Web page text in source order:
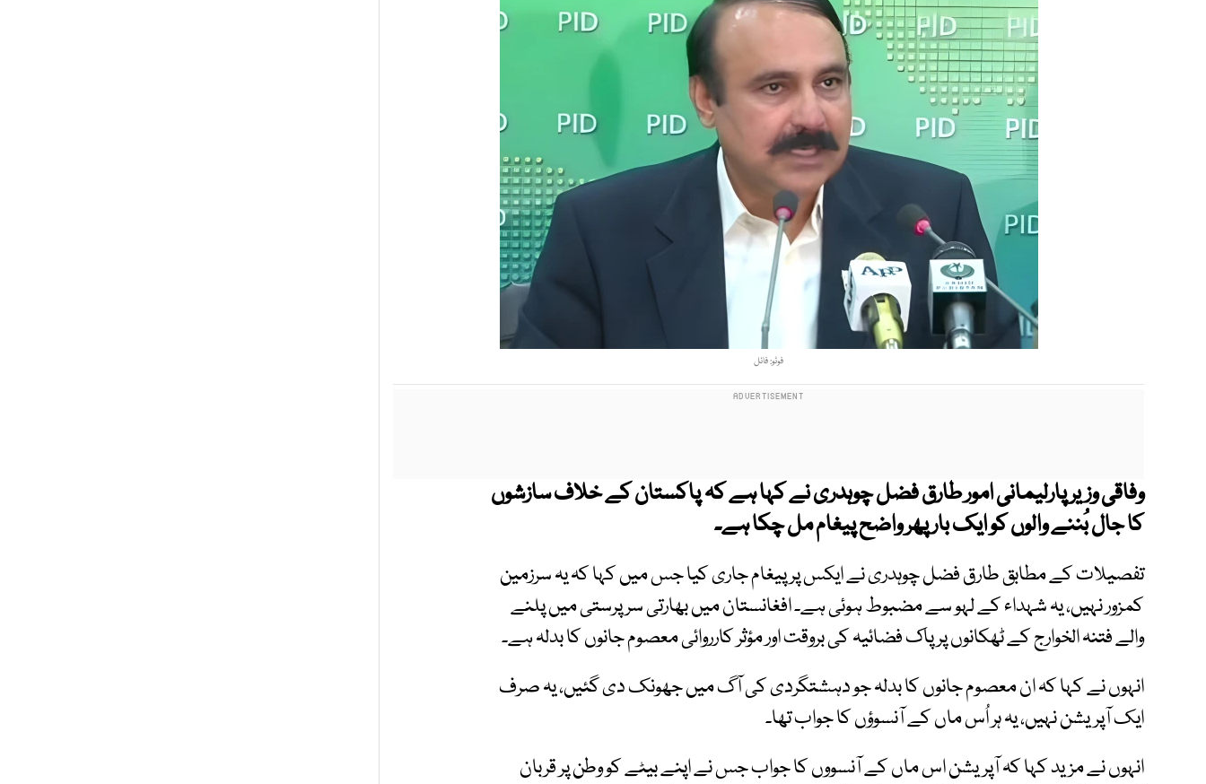
فوٹو: فائل
وفاقی وزیر پارلیمانی امور طارق فضل چوہدری نے کہا ہے کہ پاکستان کے خلاف سازشوں
کا جال بُننے والوں کو ایک بار پھر واضح پیغام مل چکا ہے۔
تفصیلات کے مطابق طارق فضل چوہدری نے ایکس پرپیغام جاری کیا جس میں کہا کہ یہ سرزمین
کمزور نہیں، یہ شہداء کے لہو سے مضبوط ہوئی ہے۔ افغانستان میں بھارتی سرپرستی میں پلنے
والے فتنہ الخوارج کے ٹھکانوں پر پاک فضائیہ کی بروقت اور مؤثر کارروائی معصوم جانوں کا بدلہ ہے۔
انہوں نے کہا کہ ان معصوم جانوں کا بدلہ جو دہشتگردی کی آگ میں جھونک دی گئیں، یہ صرف
ایک آپریشن نہیں، یہ ہر اُس ماں کے آنسوؤں کا جواب تھا۔
انہوں نے مزید کہا کہ آپریشن اس ماں کے آنسووں کا جواب جس نے اپنے بیٹے کو وطن پر قربان